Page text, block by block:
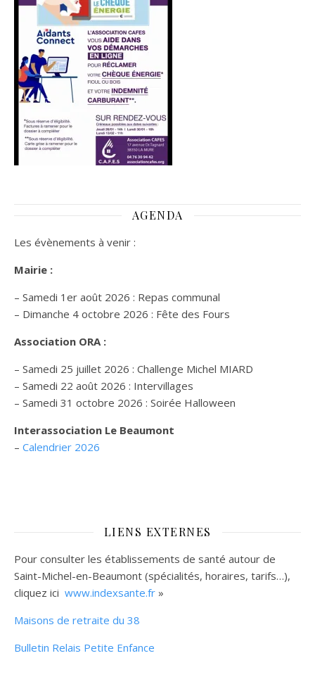
AGENDA
Les évènements à venir :
Mairie :
– Samedi 1er août 2026 : Repas communal
– Dimanche 4 octobre 2026 : Fête des Fours
Association ORA :
– Samedi 25 juillet 2026 : Challenge Michel MIARD
– Samedi 22 août 2026 : Intervillages
– Samedi 31 octobre 2026 : Soirée Halloween
Interassociation Le Beaumont
– Calendrier 2026
LIENS EXTERNES
Pour consulter les établissements de santé autour de
Saint-Michel-en-Beaumont (spécialités, horaires, tarifs…),
cliquez ici www.indexsante.fr »
Maisons de retraite du 38
Bulletin Relais Petite Enfance